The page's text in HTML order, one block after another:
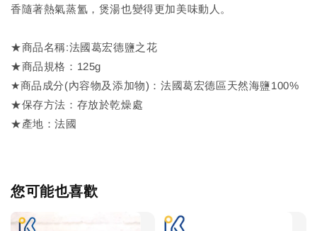
香隨著熱氣蒸氳，煲湯也變得更加美味動人。
★商品名稱:法國葛宏德鹽之花
★商品規格：125g
★商品成分(內容物及添加物)：法國葛宏德區天然海鹽100%
★保存方法：存放於乾燥處
★產地：法國
您可能也喜歡